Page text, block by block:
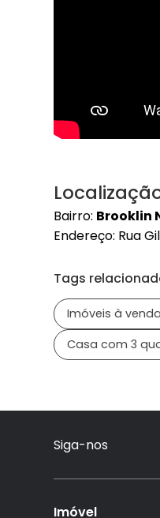
Bairro: Brooklin
Endereço: Rua
Tags
Imóveis à
Casa com 3
Siga-nos
Imóvel